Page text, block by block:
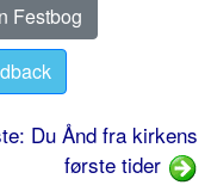
Festbog
Du Ånd fra kirkens
første tider